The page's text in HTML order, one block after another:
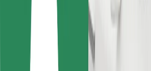
Cookies
Få en tur på få minutter!
Download Bolt-appen